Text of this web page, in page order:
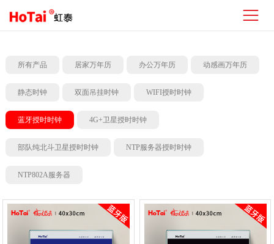
所有产品 居家万年历 办公万年历 动感画万年历
静态时钟 双面吊挂时钟 WIFI授时时钟
蓝牙授时时钟 4G+卫星授时时钟
部队纯北斗卫星授时时钟 NTP服务器授时时钟
NTP802A服务器